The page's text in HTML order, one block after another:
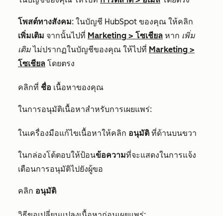
โพสต์ทางสังคม: ในบัญชี HubSpot ของคุณ ให้คลิก
เพิ่มเติม จากนั้นไปที่ Marketing > โซเชียล หาก เพิ่ม
เติมไม่ปรากฏในบัญชีของคุณ ให้ไปที่ Marketing >
โซเชียล โดยตรง
คลิกที่ ชื่อ เนื้อหาของคุณ
ในการอนุมัติเนื้อหาสำหรับการเผยแพร่:
ในเครื่องมือแก้ไขเนื้อหาให้คลิก อนุมัติ ที่ด้านบนขวา
ในกล่องโต้ตอบให้ป้อนข้อความที่จะแสดงในการแจ้ง
เตือนการอนุมัติไปยังผู้ขอ
คลิก อนุมัติ